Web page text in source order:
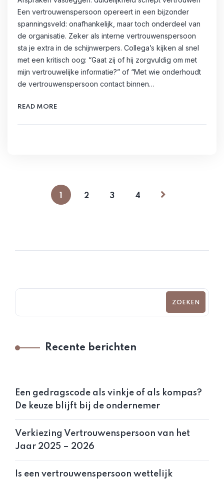
Een vertrouwenspersoon opereert in een bijzonder
spanningsveld: onafhankelijk, maar toch onderdeel van
de organisatie. Zeker als interne vertrouwenspersoon
sta je extra in de schijnwerpers. Collega’s kijken al snel
met een kritisch oog: “Gaat zij of hij zorgvuldig om met
mijn vertrouwelijke informatie?” of “Met wie onderhoudt
de vertrouwenspersoon contact binnen…
READ MORE
2 3 4
ZOEKEN
Recente berichten
Een gedragscode als vinkje of als kompas?
De keuze blijft bij de ondernemer
Verkiezing Vertrouwenspersoon van het
Jaar 2025 – 2026
Is een vertrouwenspersoon wettelijk